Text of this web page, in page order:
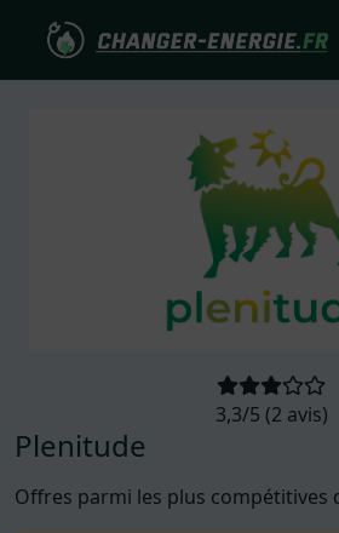
3,3/5 (2 avis)
Plenitude
Offres parmi les plus compétitives